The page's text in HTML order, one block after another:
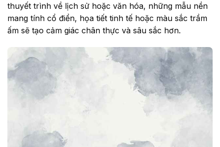
thuyết trình về lịch sử hoặc văn hóa, những mẫu nền
mang tính cổ điển, họa tiết tinh tế hoặc màu sắc trầm
ấm sẽ tạo cảm giác chân thực và sâu sắc hơn.